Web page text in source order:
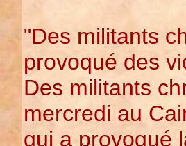
"Des militants
provoqué des
Des militants
mercredi au
qui a provoqué